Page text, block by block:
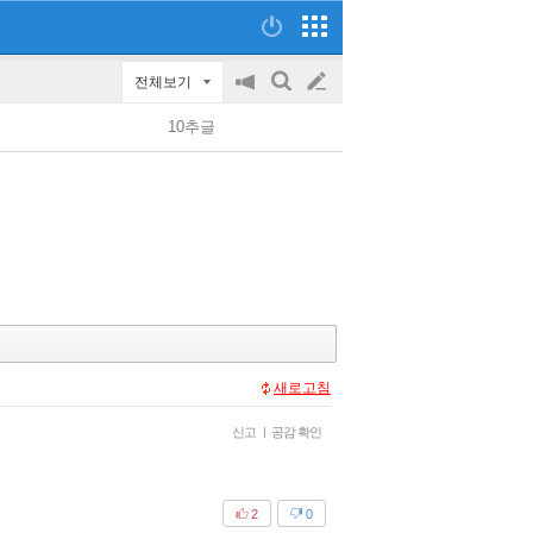
전체보기
공
on/off
검
글
쓰
10추글
새로고침
신고 | 공감 확인
0
2